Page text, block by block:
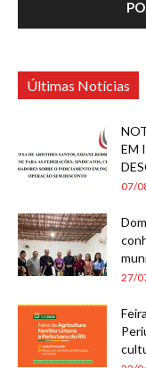
Últimas Notícias
EM
07/
27/